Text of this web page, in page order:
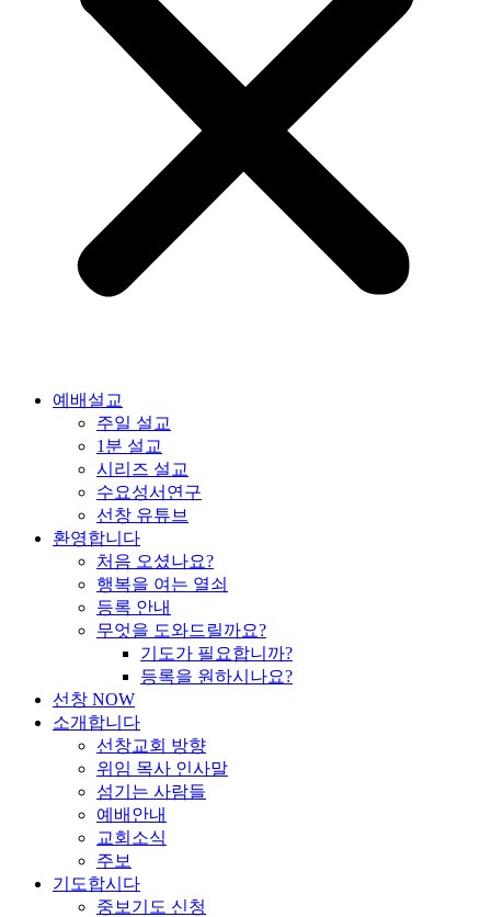
예배설교
주일 설교
1분 설교
시리즈 설교
수요성서연구
선창 유튜브
환영합니다
처음 오셨나요?
행복을 여는 열쇠
등록 안내
무엇을 도와드릴까요?
기도가 필요합니까?
등록을 원하시나요?
선창 NOW
소개합니다
선창교회 방향
위임 목사 인사말
섬기는 사람들
예배안내
교회소식
주보
기도합시다
중보기도 신청